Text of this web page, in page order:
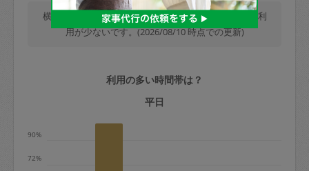
金額の100%＋交通費全額
定期契約をキャンセルする場合、毎週定
期は月2回まで隔週定期は月1回までキャ
横浜市では、毎週木曜日の利用が最も多く、日曜日の利
用が少ないです。(2026/08/10 時点での更新)
利用の多い時間帯は？
平日
72%
90%